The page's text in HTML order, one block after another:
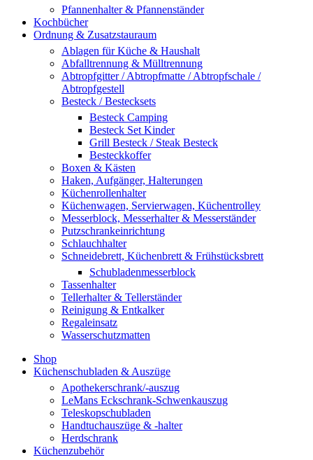
Pfannenhalter & Pfannenständer
Kochbücher
Ordnung & Zusatzstauraum
Ablagen für Küche & Haushalt
Abfalltrennung & Mülltrennung
Abtropfgitter / Abtropfmatte / Abtropfschale /
Abtropfgestell
Besteck / Bestecksets
Besteck Camping
Besteck Set Kinder
Grill Besteck / Steak Besteck
Besteckkoffer
Boxen & Kästen
Haken, Aufgänger, Halterungen
Küchenrollenhalter
Küchenwagen, Servierwagen, Küchentrolley
Messerblock, Messerhalter & Messerständer
Putzschrankeinrichtung
Schlauchhalter
Schneidebrett, Küchenbrett & Frühstücksbrett
Schubladenmesserblock
Tassenhalter
Tellerhalter & Tellerständer
Reinigung & Entkalker
Regaleinsatz
Wasserschutzmatten
Shop
Küchenschubladen & Auszüge
Apothekerschrank/-auszug
LeMans Eckschrank-Schwenkauszug
Teleskopschubladen
Handtuchauszüge & -halter
Herdschrank
Küchenzubehör